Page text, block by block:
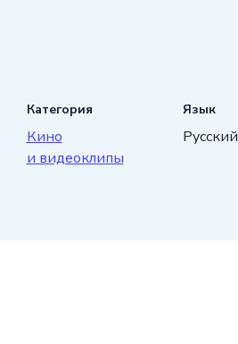
Категория
Кино
и видеоклипы
Язык
Русский